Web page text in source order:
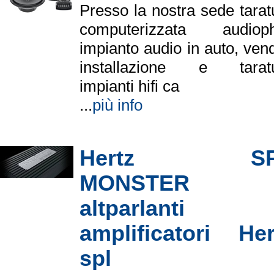
Presso la nostra sede
computerizzata
impianto audio in auto,
installazione e
impianti hifi ca
...più info
Hertz
MONSTER
altparlanti
amplificatori
spl